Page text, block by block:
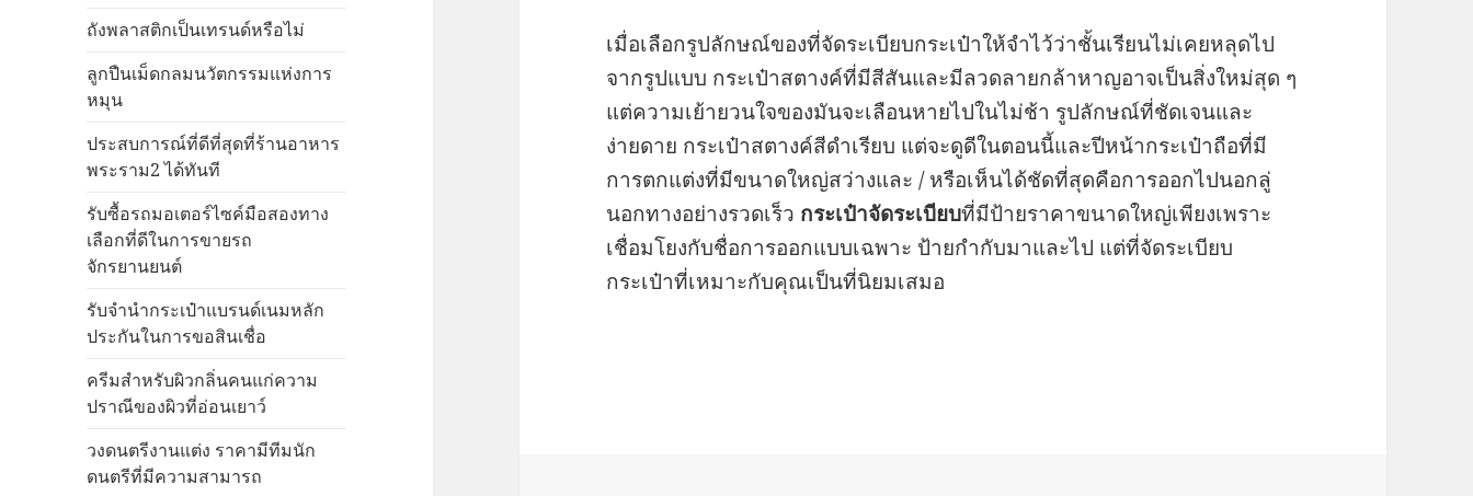
ถังพลาสติกเป็นเทรนด์หรือไม่
ลูกปืนเม็ดกลมนวัตกรรมแห่งการ
หมุน
ประสบการณ์ที่ดีที่สุดที่ร้านอาหาร
พระราม2 ได้ทันที
รับซื้อรถมอเตอร์ไซค์มือสองทาง
เลือกที่ดีในการขายรถ
จักรยานยนต์
รับจำนำกระเป๋าแบรนด์เนมหลัก
ประกันในการขอสินเชื่อ
ครีมสำหรับผิวกลิ่นคนแก่ความ
ปราณีของผิวที่อ่อนเยาว์
วงดนตรีงานแต่ง ราคามีทีมนัก
ดนตรีที่มีความสามารถ
เมื่อเลือกรูปลักษณ์ของที่จัดระเบียบกระเป๋าให้จำไว้ว่าชั้นเรียนไม่เคยหลุดไป
จากรูปแบบ กระเป๋าสตางค์ที่มีสีสันและมีลวดลายกล้าหาญอาจเป็นสิ่งใหม่สุด ๆ
แต่ความเย้ายวนใจของมันจะเลือนหายไปในไม่ช้า รูปลักษณ์ที่ชัดเจนและ
ง่ายดาย กระเป๋าสตางค์สีดำเรียบ แต่จะดูดีในตอนนี้และปีหน้ากระเป๋าถือที่มี
การตกแต่งที่มีขนาดใหญ่สว่างและ / หรือเห็นได้ชัดที่สุดคือการออกไปนอกลู่
นอกทางอย่างรวดเร็ว กระเป๋าจัดระเบียบที่มีป้ายราคาขนาดใหญ่เพียงเพราะ
เชื่อมโยงกับชื่อการออกแบบเฉพาะ ป้ายกำกับมาและไป แต่ที่จัดระเบียบ
กระเป๋าที่เหมาะกับคุณเป็นที่นิยมเสมอ